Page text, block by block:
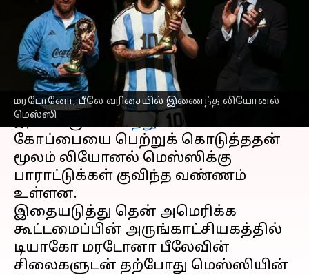
மரடோனோ, பீலே வரிசையில் இணைந்த லியோனல்
மெஸ்ஸி
லியோனல் மெஸ்ஸி
எழுதியவர் Sekar Chinnappan Mar 28, 2023 09:27 pm
செய்தி முன்னோட்டம்
கடந்த ஆண்டு அர்ஜென்டினா
அணிக்குகால்பந்துஉலகக்
கோப்பையை பெற்றுக் கொடுத்ததன்
மூலம் லியோனல் மெஸ்ஸிக்கு
பாராட்டுக்கள் குவிந்த வண்ணம்
உள்ளன.
இதையடுத்து தென் அமெரிக்க
கூட்டமைப்பின் அருங்காட்சியகத்தில்
டியாகோ மரடோனா பீலேவின்
சிலைகளுடன் தற்போது மெஸ்ஸியின்